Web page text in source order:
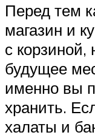
Перед тем
магазин и
с корзиной,
будущее
именно вы
хранить.
халаты и